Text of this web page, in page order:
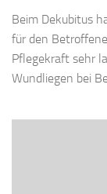
Beim Dekubitus
für den
Pflegekraft sehr
Wundliegen bei